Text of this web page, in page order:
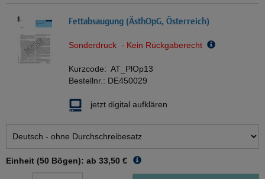
Fettabsaugung (ÄsthOpG, Österreich)
Sonderdruck - Kein Rückgaberecht
Kurzcode: AT_PlOp13
Bestellnr.: DE450029
jetzt digital aufklären
Einheit (50 Bögen): ab 33,50 €